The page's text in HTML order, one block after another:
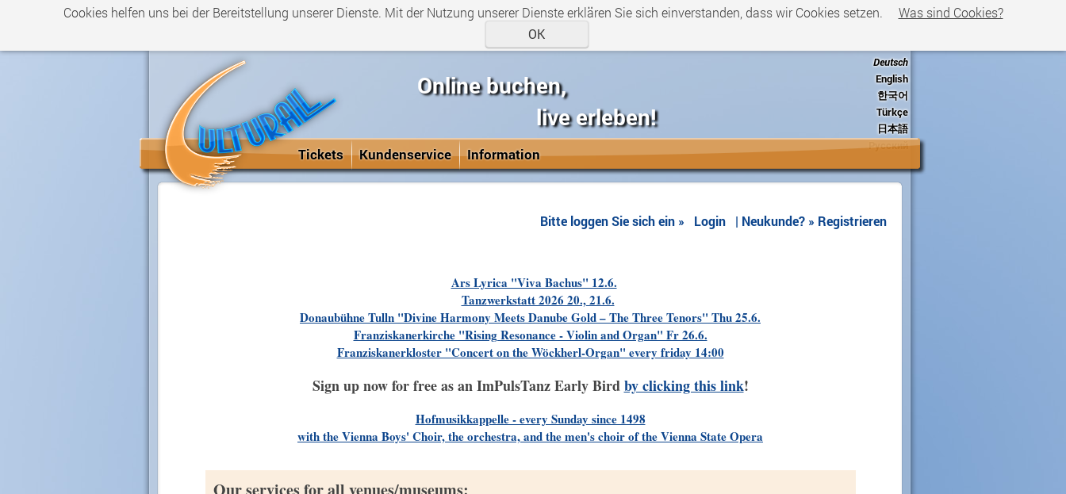
Cookies helfen uns bei der Bereitstellung unserer Dienste. Mit der Nutzung unserer Dienste erklären Sie sich einverstanden, dass wir Cookies setzen.
Was sind Cookies?
OK
Online buchen,
live erleben!
Deutsch
English
한국어
Türkçe
日本語
Русский
Tickets Kundenservice Information
Bitte loggen Sie sich ein » Login | Neukunde? » Registrieren
Ars Lyrica "Viva Bachus" 12.6.
Tanzwerkstatt 2026 20., 21.6.
Donaubühne Tulln "Divine Harmony Meets Danube Gold – The Three Tenors" Thu 25.6.
Franziskanerkirche "Rising Resonance - Violin and Organ" Fr 26.6.
Franziskanerkloster "Concert on the Wöckherl-Organ" every friday 14:00
Sign up now for free as an ImPulsTanz Early Birdby clicking this link!
Hofmusikkappelle - every Sunday since 1498
with the Vienna Boys' Choir, the orchestra, and the men's choir of the Vienna State Opera